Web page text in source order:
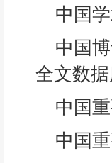
中国
中国
全文数
中国
中国